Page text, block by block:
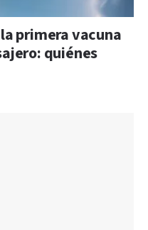
primera vacuna
quiénes